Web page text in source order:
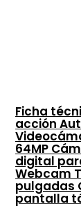
Ficha
acción
64MP
digital
Webcam
pulgadas
pantalla